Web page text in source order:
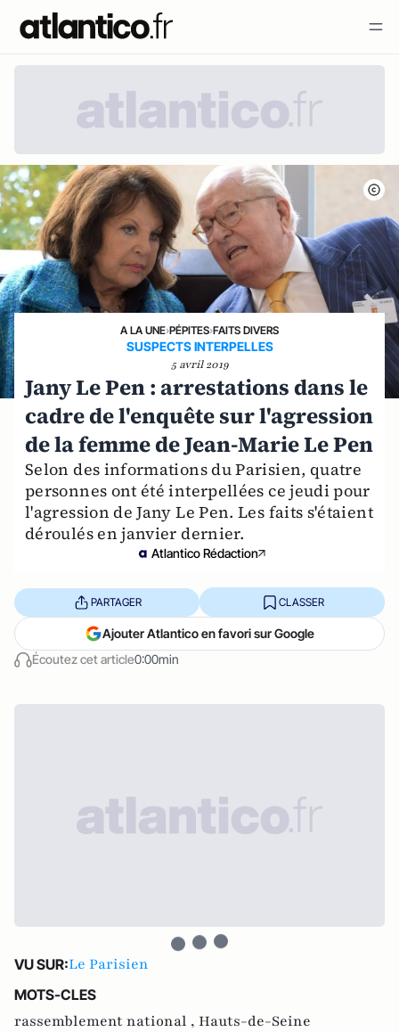
A LA UNE›PÉPITES›FAITS DIVERS
SUSPECTS INTERPELLES
5 avril 2019
Jany Le Pen : arrestations dans le
cadre de l'enquête sur l'agression
de la femme de Jean-Marie Le Pen
Selon des informations du Parisien, quatre
personnes ont été interpellées ce jeudi pour
l'agression de Jany Le Pen. Les faits s'étaient
déroulés en janvier dernier.
Atlantico Rédaction
Écoutez cet article0:00min
PARTAGER CLASSER
Ajouter Atlantico en favori sur Google
VU SUR:Le Parisien
MOTS-CLES
rassemblement national , Hauts-de-Seine